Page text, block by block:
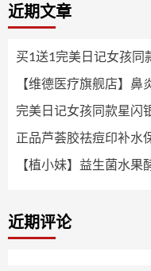
近期文章
买1送1完美日记女孩同
【维德医疗旗舰店】鼻
完美日记女孩同款星闪
正品芦荟胶祛痘印补水
【植小妹】益生菌水果
近期评论